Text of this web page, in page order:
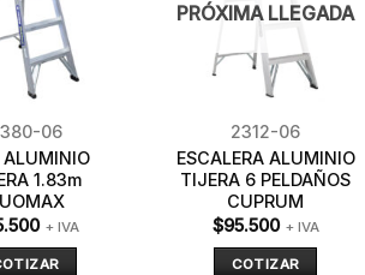
06
ALUMINIO
1.83m
+ IVA
PRÓXIMA LLEGADA
2312-06
ESCALERA ALUMINIO
TIJERA 6 PELDAÑOS
CUPRUM
$95.500 + IVA
COTIZAR